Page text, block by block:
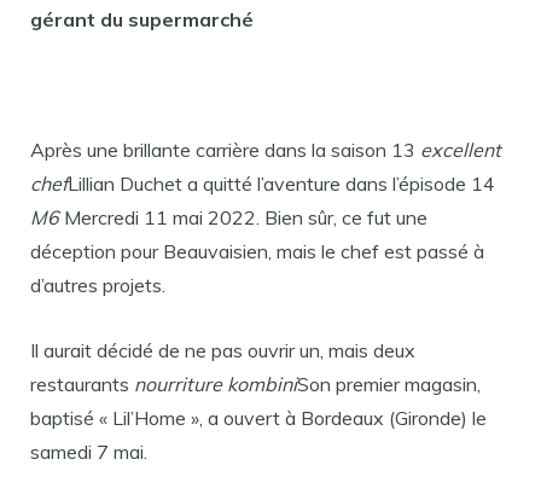
gérant du supermarché
Après une brillante carrière dans la saison 13 excellent
chefLillian Duchet a quitté l’aventure dans l’épisode 14
M6Mercredi 11 mai 2022. Bien sûr, ce fut une
déception pour Beauvaisien, mais le chef est passé à
d’autres projets.
Il aurait décidé de ne pas ouvrir un, mais deux
restaurants nourriture kombiniSon premier magasin,
baptisé « Lil’Home », a ouvert à Bordeaux (Gironde) le
samedi 7 mai.